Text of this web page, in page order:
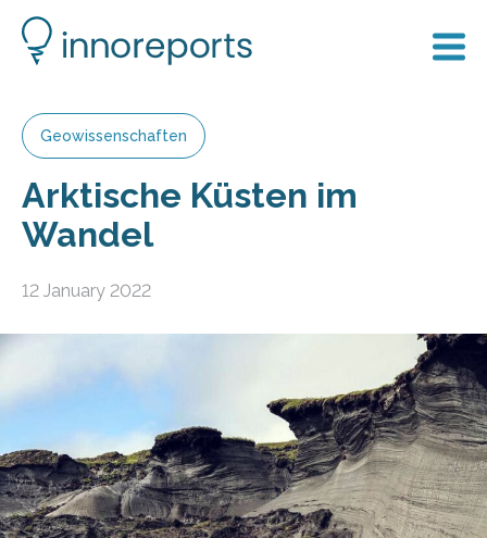
Geowissenschaften
Arktische Küsten im
Wandel
12 January 2022